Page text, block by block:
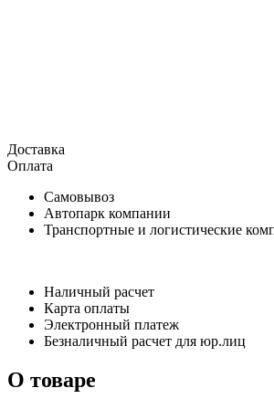
Доставка
Оплата
Самовывоз
Автопарк компании
Транспортные и логистические
Наличный расчет
Карта оплаты
Электронный платеж
Безналичный расчет для юр.лиц
О товаре